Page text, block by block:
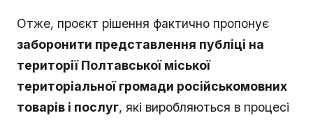
Отже, проєкт рішення фактично пропонує
заборонити представлення публіці на
території Полтавської міської
територіальної громади російськомовних
товарів і послуг, які виробляються в процесі